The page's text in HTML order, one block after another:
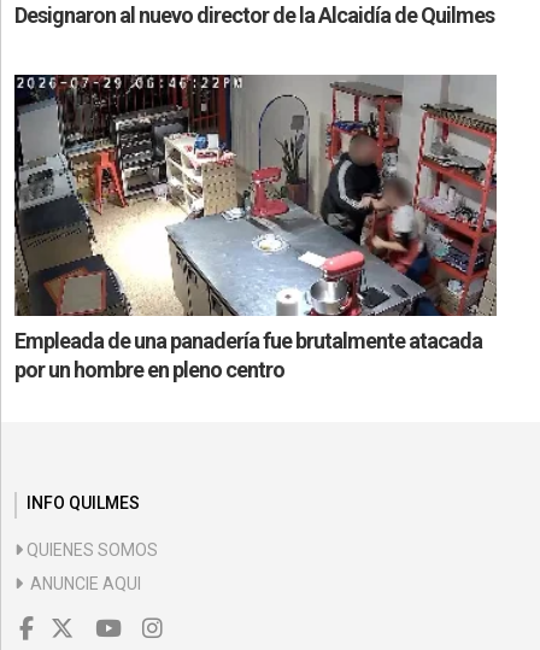
Designaron al nuevo director de la Alcaidía de Quilmes
Empleada de una panadería fue brutalmente atacada
por un hombre en pleno centro
INFO QUILMES
QUIENES SOMOS
ANUNCIE AQUI